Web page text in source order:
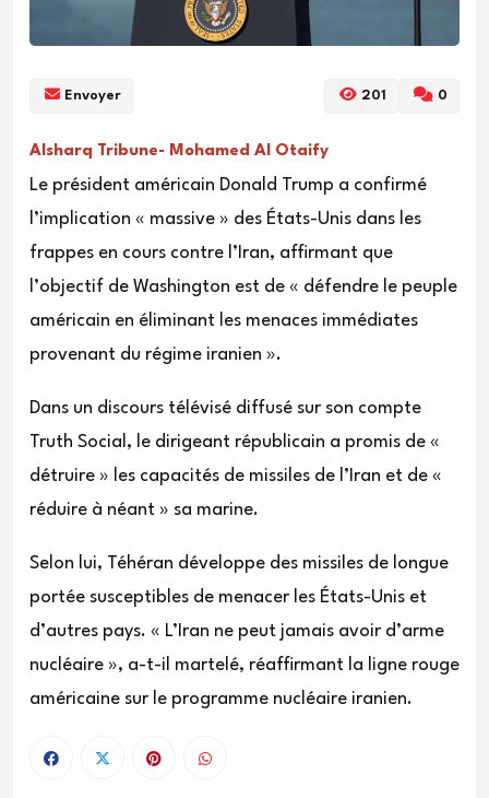
Envoyer 201 0
Alsharq Tribune- Mohamed Al Otaify
Le président américain Donald Trump a confirmé
l’implication « massive » des États-Unis dans les
frappes en cours contre l’Iran, affirmant que
l’objectif de Washington est de « défendre le peuple
américain en éliminant les menaces immédiates
provenant du régime iranien ».
Dans un discours télévisé diffusé sur son compte
Truth Social, le dirigeant républicain a promis de «
détruire » les capacités de missiles de l’Iran et de «
réduire à néant » sa marine.
Selon lui, Téhéran développe des missiles de longue
portée susceptibles de menacer les États-Unis et
d’autres pays. « L’Iran ne peut jamais avoir d’arme
nucléaire », a-t-il martelé, réaffirmant la ligne rouge
américaine sur le programme nucléaire iranien.